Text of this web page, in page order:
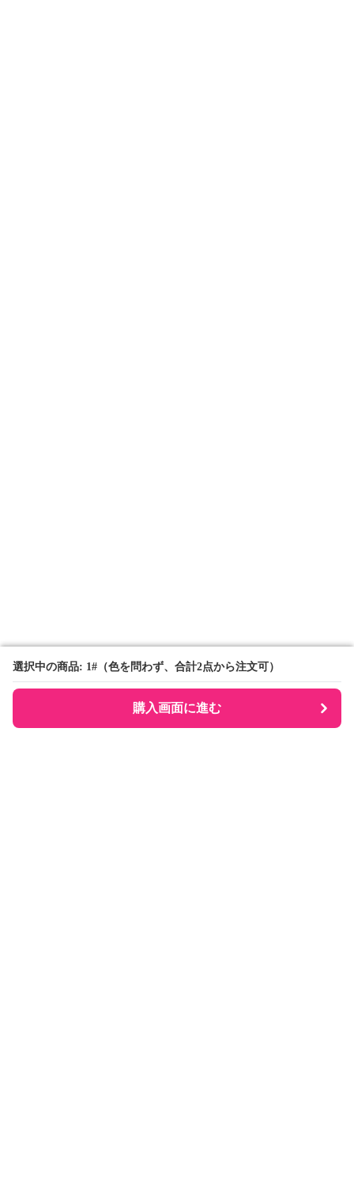
選択中の商品: 1#（色を問わず、合計2点から注文可）
購入画面に進む
選択中の商品: 1#（色を問わず、合計2点から注文可）
購入画面に進む